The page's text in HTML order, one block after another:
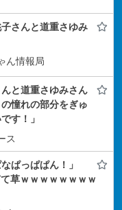
子さんと道重さゆみ
ん情報局
と道重さゆみさん
憧れの部分をぎゅ
す！」
ス
なぱっぱぱん！」
草ｗｗｗｗｗｗｗｗ